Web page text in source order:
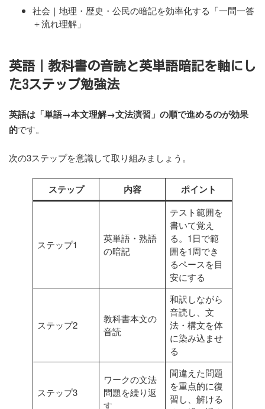
社会｜地理・歴史・公民の暗記を効率化する「一問一答
＋流れ理解」
英語｜教科書の音読と英単語暗記を軸にし
た3ステップ勉強法
英語は「単語→本文理解→文法演習」の順で進めるのが効果
的です。
次の3ステップを意識して取り組みましょう。
ステップ 内容 ポイント
ステップ1
英単語・熟語
の暗記
テスト範囲を
書いて覚え
る。1日で範
囲を1周でき
るペースを目
安にする
ステップ2
教科書本文の
音読
和訳しながら
音読し、文
法・構文を体
に染み込ませ
る
ステップ3
ワークの文法
問題を繰り返
す
間違えた問題
を重点的に復
習し、解ける